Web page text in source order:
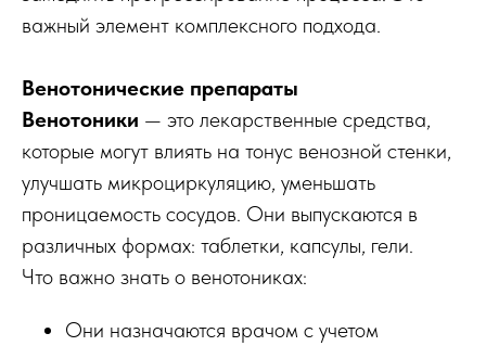
важный элемент комплексного подхода.
Венотонические препараты
Венотоники — это лекарственные средства,
которые могут влиять на тонус венозной стенки,
улучшать микроциркуляцию, уменьшать
проницаемость сосудов. Они выпускаются в
различных формах: таблетки, капсулы, гели.
Что важно знать о венотониках:
Они назначаются врачом с учетом